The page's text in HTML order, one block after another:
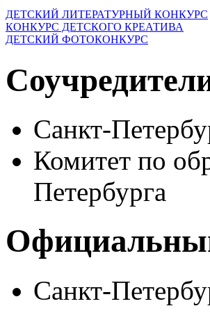
ДЕТСКИЙ ЛИТЕРАТУРНЫЙ КОНКУРС
КОНКУРС ДЕТСКОГО КРЕАТИВА
ДЕТСКИЙ ФОТОКОНКУРС
Санкт-
Комитет по
Петербурга
Санкт-